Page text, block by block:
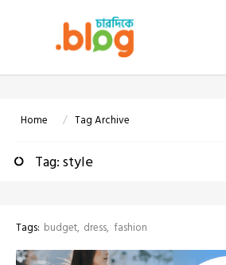
Home Tag Archive
Tag: style
Tags: budget dress fashion